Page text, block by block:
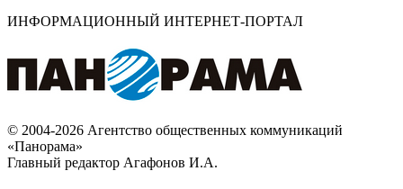
ИНФОРМАЦИОННЫЙ ИНТЕРНЕТ-ПОРТАЛ
© 2004-2026 Агентство общественных коммуникаций
«Панорама»
Главный редактор Агафонов И.А.